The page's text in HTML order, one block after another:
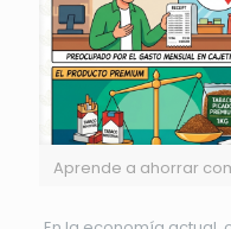
Aprende a ahorrar